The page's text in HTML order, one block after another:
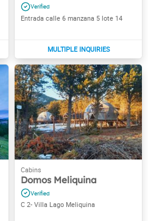
Entrada calle 6 manzana 5 lote 14
Domos Meliquina
C 2- Villa Lago Meliquina